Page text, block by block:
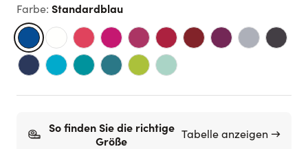
Farbe: Standardblau
So finden Sie die richtige
Größe
Tabelle anzeigen →